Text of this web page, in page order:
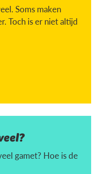
Soms maken
Toch is er niet altijd
gamet? Hoe is de